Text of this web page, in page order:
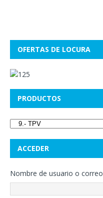
OFERTAS DE LOCURA
PRODUCTOS
ACCEDER
Nombre de usuario o